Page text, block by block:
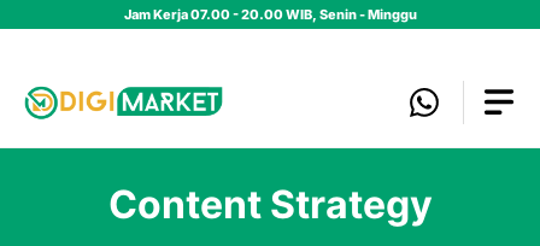
Jam Kerja 07.00 - 20.00 WIB, Senin - Minggu
Content Strategy